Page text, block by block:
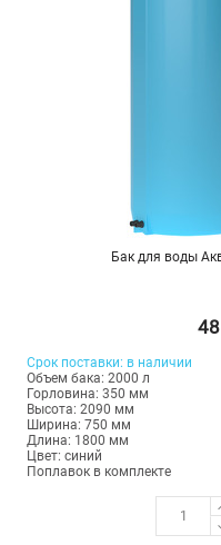
Бак для воды
Срок поставки: в наличии
Объем бака: 2000 л
Горловина: 350 мм
Высота: 2090 мм
Ширина: 750 мм
Длина: 1800 мм
Цвет: синий
Поплавок в комплекте